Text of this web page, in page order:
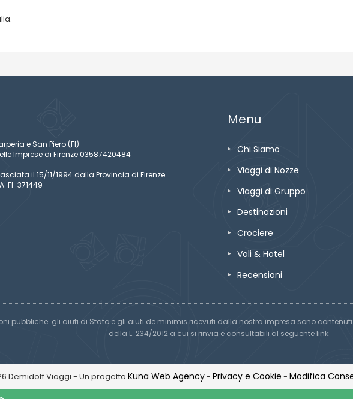
e San Piero (FI)
Imprese di Firenze 03587420484
il 15/11/1994 dalla Provincia di Firenze
FI-371449
Menu
Chi Siamo
Viaggi di Nozze
Viaggi di Gruppo
Destinazioni
Crociere
Voli & Hotel
Recensioni
pubbliche: gli aiuti di Stato e gli aiuti de minimis ricevuti dalla nostra impresa sono
della L. 234/2012 a cui si rinvia e consultabili al seguente link
Demidoff Viaggi - Un progetto Kuna Web Agency- Privacy e Cookie - Modifica